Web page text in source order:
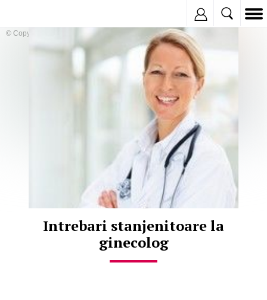
© Copyright:
Intrebari stanjenitoare la
ginecolog